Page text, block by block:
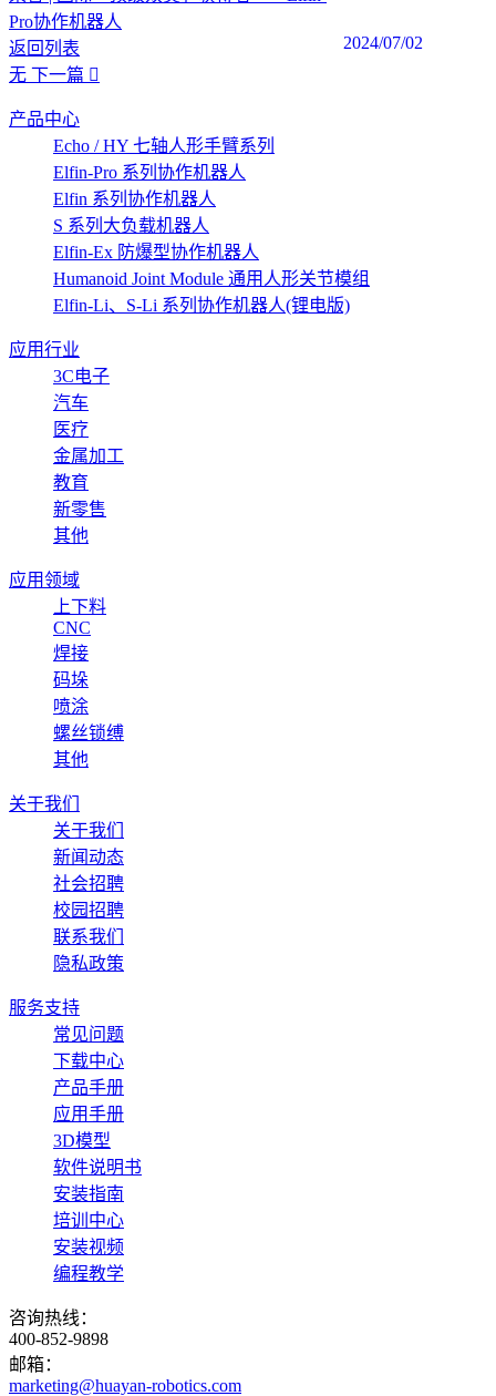
Pro协作机器人
2024/07/02
返回列表
无 下一篇
产品中心
Echo / HY 七轴人形手臂系列
Elfin-Pro 系列协作机器人
Elfin 系列协作机器人
S 系列大负载机器人
Elfin-Ex 防爆型协作机器人
Humanoid Joint Module 通用人形关节模组
Elfin-Li、S-Li 系列协作机器人(锂电版)
应用行业
3C电子
汽车
医疗
金属加工
教育
新零售
其他
应用领域
上下料
CNC
焊接
码垛
喷涂
螺丝锁缚
其他
关于我们
关于我们
新闻动态
社会招聘
校园招聘
联系我们
隐私政策
服务支持
常见问题
下载中心
产品手册
应用手册
3D模型
软件说明书
安装指南
培训中心
安装视频
编程教学
咨询热线：
400-852-9898
邮箱：
marketing@huayan-robotics.com